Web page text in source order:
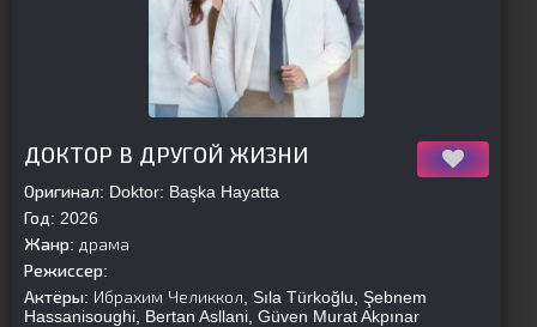
ДОКТОР В ДРУГОЙ ЖИЗНИ
Оригинал: Doktor: Başka Hayatta
Год: 2026
Жанр: драма
Режиссер:
Актёры: Ибрахим Челиккол, Sıla Türkoğlu, Şebnem
Hassanisoughi, Bertan Asllani, Güven Murat Akpınar